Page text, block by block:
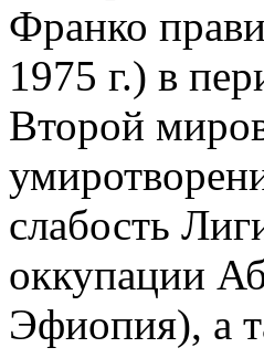
Франко
1975 г.) в
Второй
слабость
оккупации
Эфиопия), а